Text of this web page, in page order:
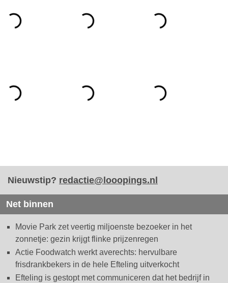
Nieuwstip? redactie@looopings.nl
Net binnen
Movie Park zet veertig miljoenste bezoeker in het
zonnetje: gezin krijgt flinke prijzenregen
Actie Foodwatch werkt averechts: hervulbare
frisdrankbekers in de hele Efteling uitverkocht
Efteling is gestopt met communiceren dat het bedrijf in